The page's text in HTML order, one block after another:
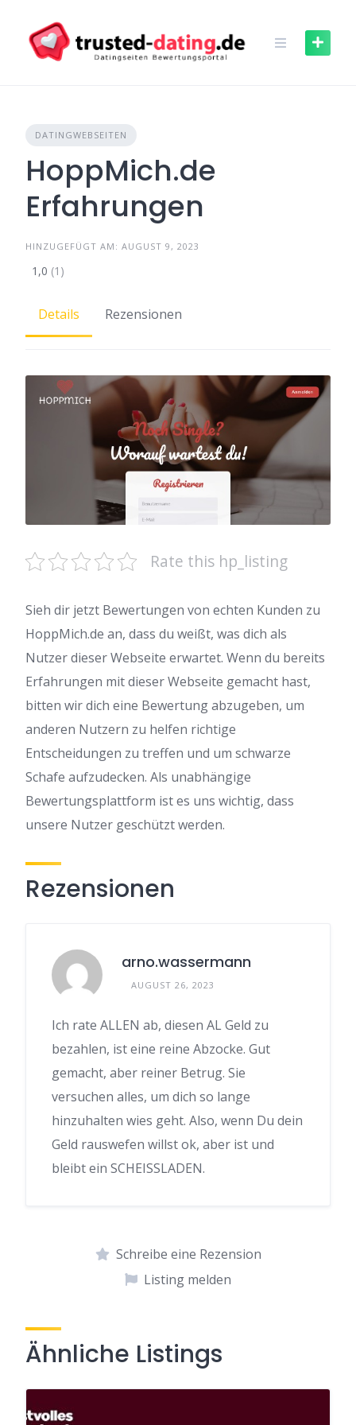
content
DATINGWEBSEITEN
HoppMich.de
Erfahrungen
HINZUGEFÜGT AM: AUGUST 9, 2023
1,0 (1)
Details Rezensionen
Rate this hp_listing
Sieh dir jetzt Bewertungen von echten Kunden zu
HoppMich.de an, dass du weißt, was dich als
Nutzer dieser Webseite erwartet. Wenn du bereits
Erfahrungen mit dieser Webseite gemacht hast,
bitten wir dich eine Bewertung abzugeben, um
anderen Nutzern zu helfen richtige
Entscheidungen zu treffen und um schwarze
Schafe aufzudecken. Als unabhängige
Bewertungsplattform ist es uns wichtig, dass
unsere Nutzer geschützt werden.
Rezensionen
arno.wassermann
AUGUST 26, 2023
Ich rate ALLEN ab, diesen AL Geld zu
bezahlen, ist eine reine Abzocke. Gut
gemacht, aber reiner Betrug. Sie
versuchen alles, um dich so lange
hinzuhalten wies geht. Also, wenn Du dein
Geld rauswefen willst ok, aber ist und
bleibt ein SCHEISSLADEN.
Schreibe eine Rezension
Listing melden
Ähnliche Listings